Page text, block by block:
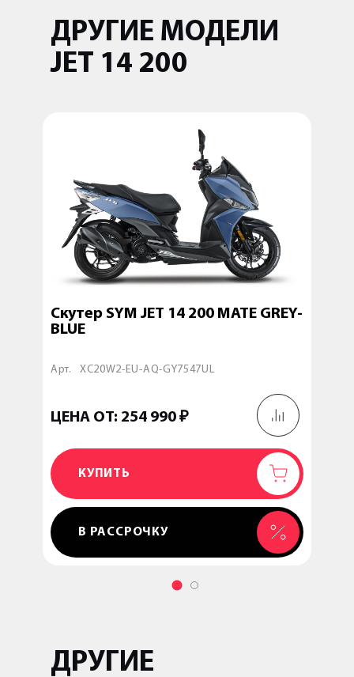
ДРУГИЕ МОДЕЛИ
JET 14 200
Скутер SYM JET 14 200 MATE GREY-
BLUE
Арт. XC20W2-EU-AQ-GY7547UL
ЦЕНА ОТ: 254 990 ₽
КУПИТЬ
ДОБАВЛЕН
В РАССРОЧКУ
ДРУГИЕ